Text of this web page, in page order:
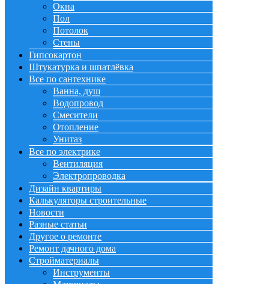
Окна
Пол
Потолок
Стены
Гипсокартон
Штукатурка и шпатлёвка
Все по сантехнике
Ванна, душ
Водопровод
Смесители
Отопление
Унитаз
Все по электрике
Вентиляция
Электропроводка
Дизайн квартиры
Калькуляторы строительные
Новости
Разные статьи
Другое о ремонте
Ремонт дачного дома
Стройматериалы
Инструменты